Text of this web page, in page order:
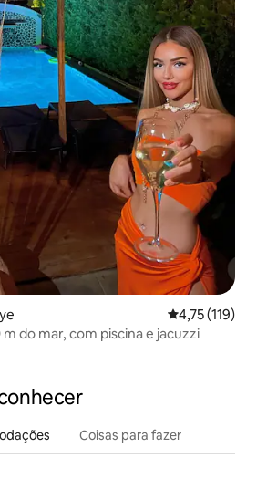
4,75 de uma
4,75 (119)
m do mar, com piscina e jacuzzi
Coisas para fazer